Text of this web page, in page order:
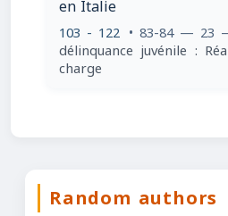
en Italie
103 - 122 • 83-84 — 23
délinquance juvénile :
charge
Random authors